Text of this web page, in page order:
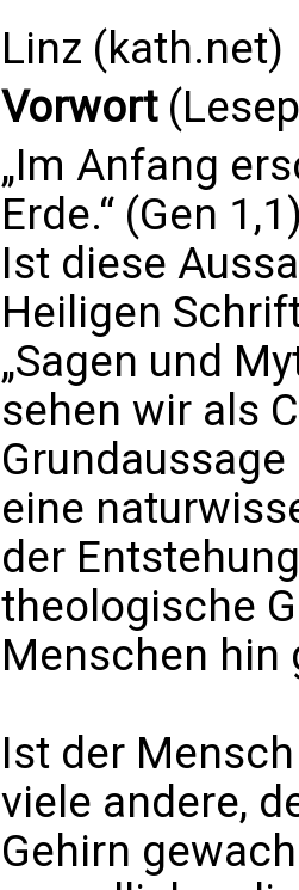
Linz (kath.net)
Vorwort
„Im Anfang
Erde.“ (Gen
Ist diese
Heiligen
„Sagen und
sehen wir als
eine
der
theologische
Menschen hin
Ist der
viele andere,
Gehirn